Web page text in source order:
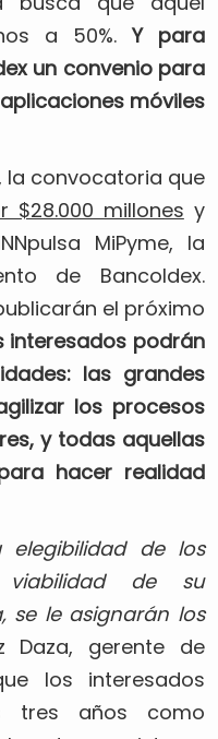
a 50%.Y para
un convenio para
móviles
la convocatoria que
millones y
MiPyme, la
de Bancoldex.
el próximo
interesados podrán
las grandes
los procesos
y todas aquellas
hacer realidad
elegibilidad de los
de su
se le asignarán los
Daza, gerente de
los interesados
tres años como